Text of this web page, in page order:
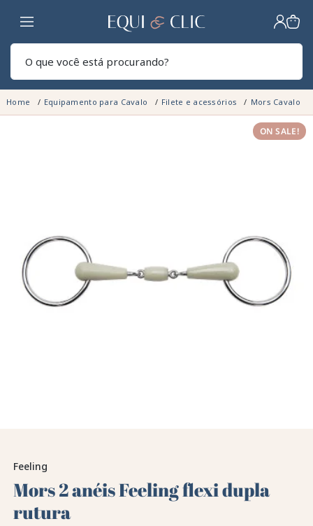
Lar
Home Equipamento para Cavalo Filete e acessórios Mors Cavalo
ON SALE!
Feeling
Mors 2 anéis Feeling flexi dupla
rutura